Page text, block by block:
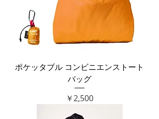
ポケッタブル コンビニエンストート
バッグ
価格
￥2,500